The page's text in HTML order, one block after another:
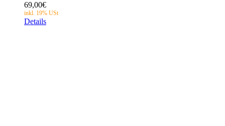
69,00€
Details